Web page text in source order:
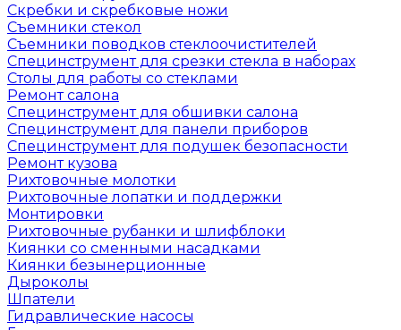
Скребки и скребковые ножи
Съемники стекол
Съемники поводков стеклоочистителей
Специнструмент для срезки стекла в наборах
Столы для работы со стеклами
Ремонт салона
Специнструмент для обшивки салона
Специнструмент для панели приборов
Специнструмент для подушек безопасности
Ремонт кузова
Рихтовочные молотки
Рихтовочные лопатки и поддержки
Монтировки
Рихтовочные рубанки и шлифблоки
Киянки со сменными насадками
Киянки безынерционные
Дыроколы
Шпатели
Гидравлические насосы